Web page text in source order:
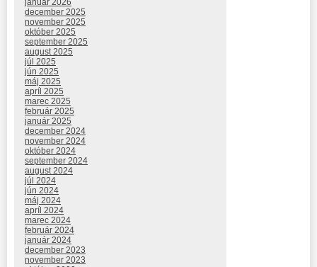
január 2026
december 2025
november 2025
október 2025
september 2025
august 2025
júl 2025
jún 2025
máj 2025
apríl 2025
marec 2025
február 2025
január 2025
december 2024
november 2024
október 2024
september 2024
august 2024
júl 2024
jún 2024
máj 2024
apríl 2024
marec 2024
február 2024
január 2024
december 2023
november 2023